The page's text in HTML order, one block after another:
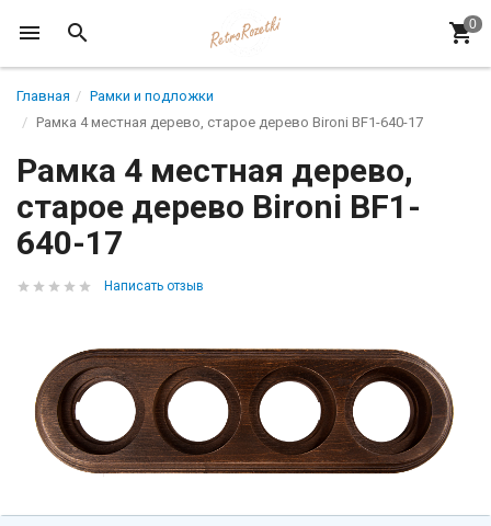
Главная
Рамки и подложки
Рамка 4 местная дерево, старое дерево Bironi BF1-640-17
Рамка 4 местная дерево,
старое дерево Bironi BF1-
640-17
Написать отзыв